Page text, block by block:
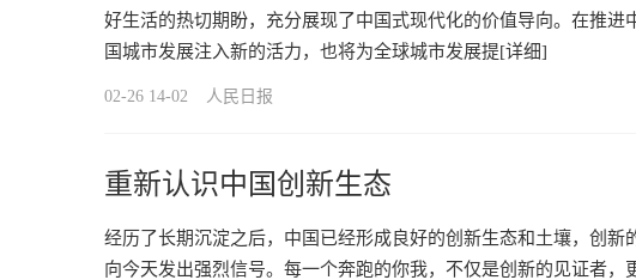
好生活的热切期盼，充分展现了中国式现代化的价值导向。在推
国城市发展注入新的活力，也将为全球城市发展提[详细]
02-26 14-02 人民日报
重新认识中国创新生态
经历了长期沉淀之后，中国已经形成良好的创新生态和土壤，创
向今天发出强烈信号。每一个奔跑的你我，不仅是创新的见证者